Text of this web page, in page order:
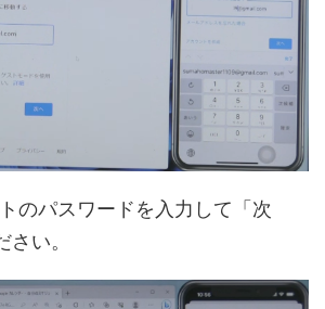
のパスワードを入力して「次
い。